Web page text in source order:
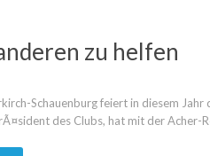
zu helfen
Schauenburg feiert in diesem
des Clubs, hat mit der Acher-